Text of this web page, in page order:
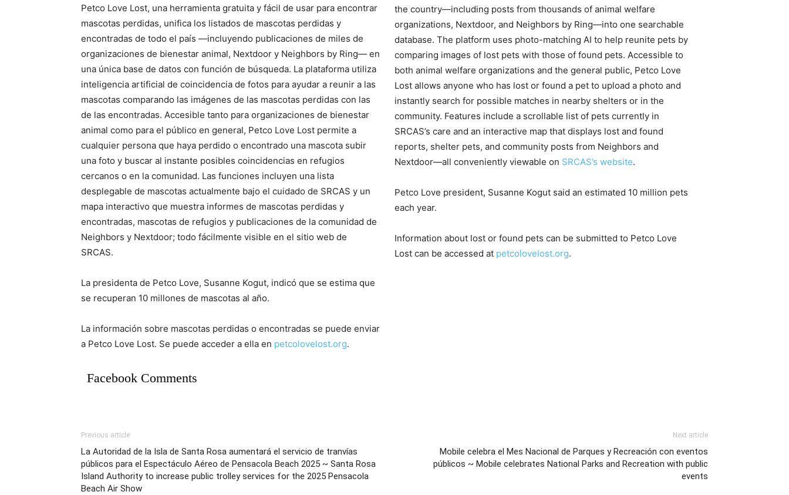
Petco Love Lost, una herramienta gratuita y fácil de usar para encontrar
mascotas perdidas, unifica los listados de mascotas perdidas y
encontradas de todo el país —incluyendo publicaciones de miles de
organizaciones de bienestar animal, Nextdoor y Neighbors by Ring— en
una única base de datos con función de búsqueda. La plataforma utiliza
inteligencia artificial de coincidencia de fotos para ayudar a reunir a las
mascotas comparando las imágenes de las mascotas perdidas con las
de las encontradas. Accesible tanto para organizaciones de bienestar
animal como para el público en general, Petco Love Lost permite a
cualquier persona que haya perdido o encontrado una mascota subir
una foto y buscar al instante posibles coincidencias en refugios
cercanos o en la comunidad. Las funciones incluyen una lista
desplegable de mascotas actualmente bajo el cuidado de SRCAS y un
mapa interactivo que muestra informes de mascotas perdidas y
encontradas, mascotas de refugios y publicaciones de la comunidad de
Neighbors y Nextdoor; todo fácilmente visible en el sitio web de
SRCAS.
La presidenta de Petco Love, Susanne Kogut, indicó que se estima que
se recuperan 10 millones de mascotas al año.
La información sobre mascotas perdidas o encontradas se puede enviar
a Petco Love Lost. Se puede acceder a ella en petcolovelost.org.
the country—including posts from thousands of animal welfare
organizations, Nextdoor, and Neighbors by Ring—into one searchable
database. The platform uses photo-matching AI to help reunite pets by
comparing images of lost pets with those of found pets. Accessible to
both animal welfare organizations and the general public, Petco Love
Lost allows anyone who has lost or found a pet to upload a photo and
instantly search for possible matches in nearby shelters or in the
community. Features include a scrollable list of pets currently in
SRCAS’s care and an interactive map that displays lost and found
reports, shelter pets, and community posts from Neighbors and
Nextdoor—all conveniently viewable on SRCAS’s website.
Petco Love president, Susanne Kogut said an estimated 10 million pets
each year.
Information about lost or found pets can be submitted to Petco Love
Lost can be accessed at petcolovelost.org.
Facebook Comments
Previous article
La Autoridad de la Isla de Santa Rosa aumentará el servicio de tranvías
públicos para el Espectáculo Aéreo de Pensacola Beach 2025 ~ Santa Rosa
Island Authority to increase public trolley services for the 2025 Pensacola
Beach Air Show
Next article
Mobile celebra el Mes Nacional de Parques y Recreación con eventos
públicos ~ Mobile celebrates National Parks and Recreation with public
events